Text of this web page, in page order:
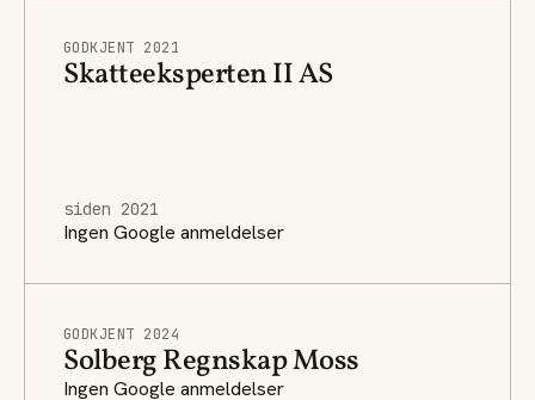
GODKJENT 2021
Skatteeksperten II AS
siden 2021
Ingen Google anmeldelser
GODKJENT 2024
Solberg Regnskap Moss
Ingen Google anmeldelser